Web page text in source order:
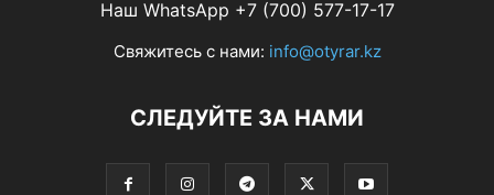
Наш WhatsApp +7 (700) 577-17-17
Свяжитесь с нами: info@otyrar.kz
СЛЕДУЙТЕ ЗА НАМИ